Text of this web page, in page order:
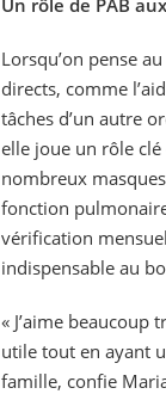
Lorsqu’on pense
directs, comme
tâches d’un autre
elle joue un rôle
nombreux
fonction
vérification
indispensable au
« J’aime beaucoup
utile tout en ayant
famille, confie